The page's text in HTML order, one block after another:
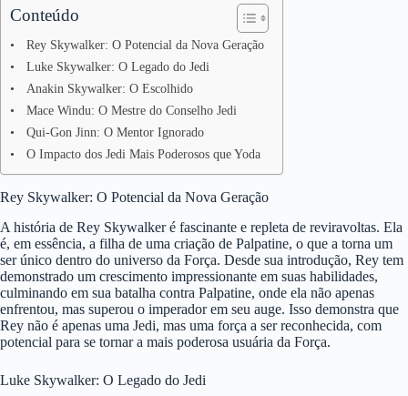
Conteúdo
Rey Skywalker: O Potencial da Nova Geração
Luke Skywalker: O Legado do Jedi
Anakin Skywalker: O Escolhido
Mace Windu: O Mestre do Conselho Jedi
Qui-Gon Jinn: O Mentor Ignorado
O Impacto dos Jedi Mais Poderosos que Yoda
Rey Skywalker: O Potencial da Nova Geração
A história de Rey Skywalker é fascinante e repleta de reviravoltas. Ela
é, em essência, a filha de uma criação de Palpatine, o que a torna um
ser único dentro do universo da Força. Desde sua introdução, Rey tem
demonstrado um crescimento impressionante em suas habilidades,
culminando em sua batalha contra Palpatine, onde ela não apenas
enfrentou, mas superou o imperador em seu auge. Isso demonstra que
Rey não é apenas uma Jedi, mas uma força a ser reconhecida, com
potencial para se tornar a mais poderosa usuária da Força.
Luke Skywalker: O Legado do Jedi